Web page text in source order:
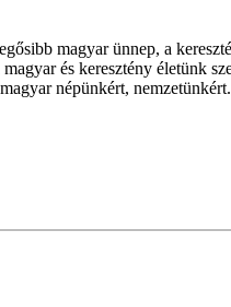
magyar ünnep, a
és keresztény életünk
népünkért,